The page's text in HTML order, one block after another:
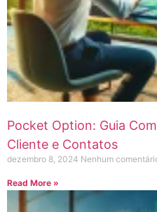
Pocket Option: Guia
Cliente e Contatos
dezembro 8, 2024 Nenhum
Read More »